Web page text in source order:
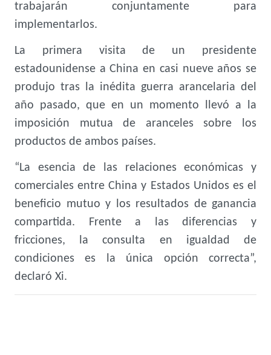
trabajarán conjuntamente para
implementarlos.
La primera visita de un presidente
estadounidense a China en casi nueve años se
produjo tras la inédita guerra arancelaria del
año pasado, que en un momento llevó a la
imposición mutua de aranceles sobre los
productos de ambos países.
“La esencia de las relaciones económicas y
comerciales entre China y Estados Unidos es el
beneficio mutuo y los resultados de ganancia
compartida. Frente a las diferencias y
fricciones, la consulta en igualdad de
condiciones es la única opción correcta”,
declaró Xi.